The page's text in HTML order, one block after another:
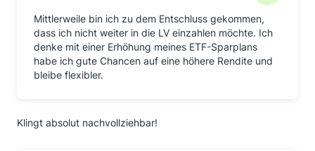
Mittlerweile bin ich zu dem Entschluss gekommen,
dass ich nicht weiter in die LV einzahlen möchte. Ich
denke mit einer Erhöhung meines ETF-Sparplans
habe ich gute Chancen auf eine höhere Rendite und
bleibe flexibler.
Klingt absolut nachvollziehbar!